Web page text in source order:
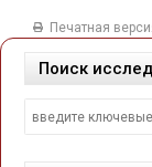
Печатная
Поиск